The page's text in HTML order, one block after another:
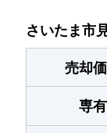
さいたま市
売却
専